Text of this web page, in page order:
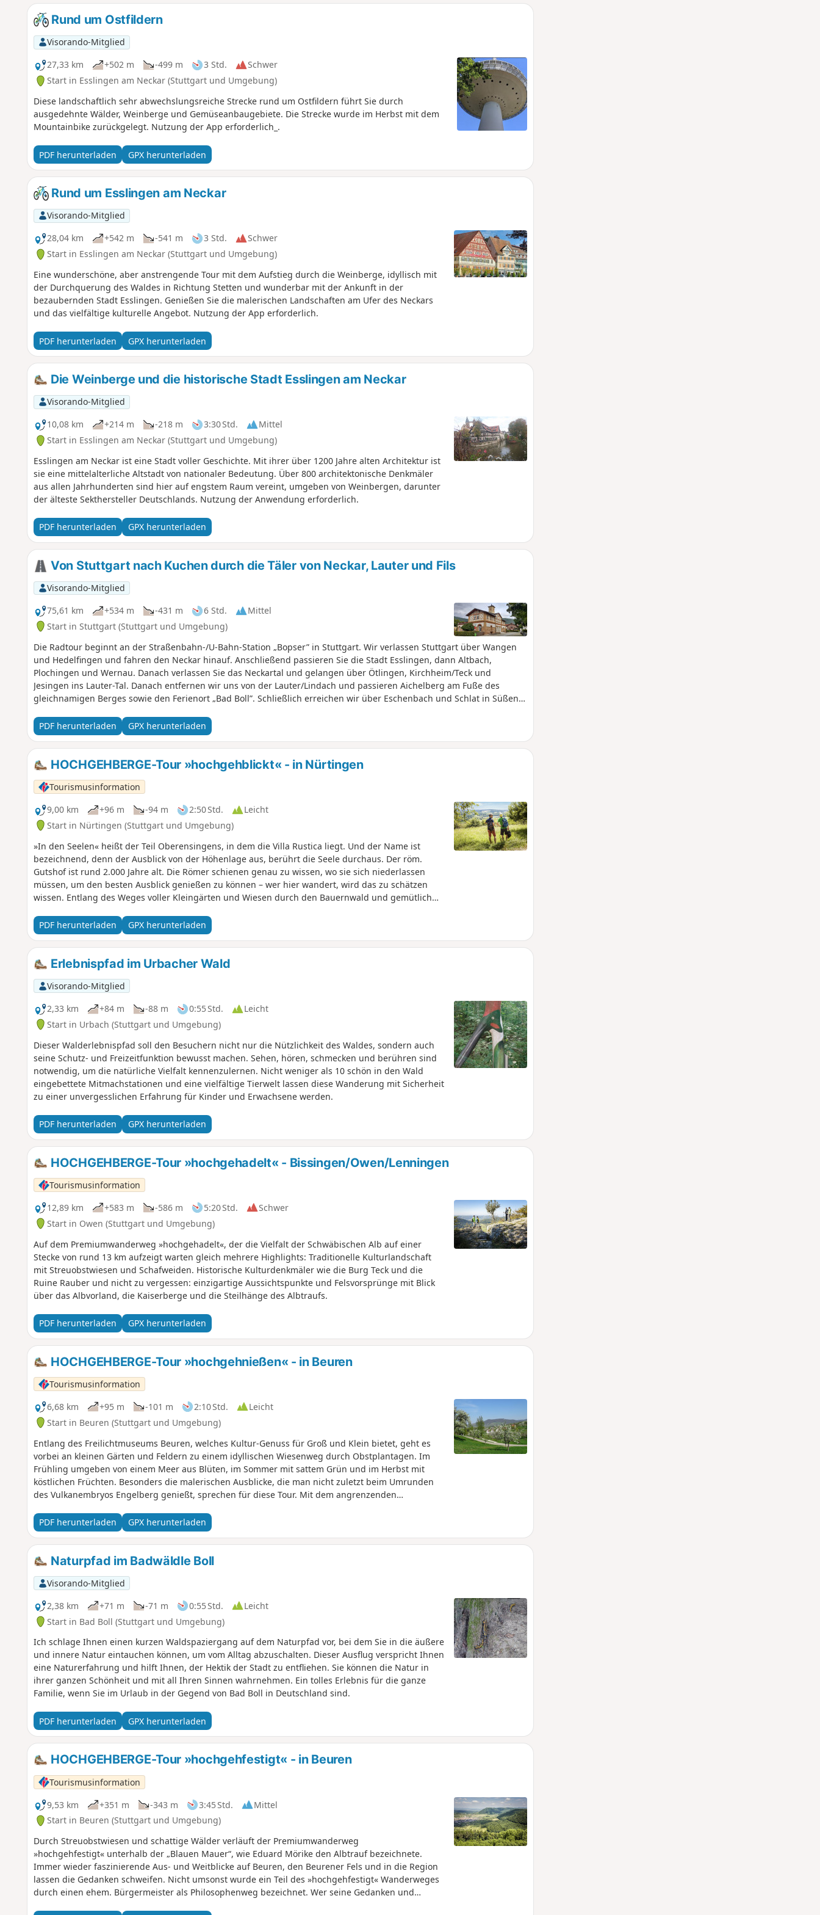
Rund um Ostfildern
Visorando-Mitglied
27,33 km
+502 m -499 m 3 Std.
Schwer
Start in Esslingen am Neckar (Stuttgart und Umgebung)
Diese landschaftlich sehr abwechslungsreiche Strecke rund um Ostfildern führt Sie durch
ausgedehnte Wälder, Weinberge und Gemüseanbaugebiete. Die Strecke wurde im Herbst mit dem
Mountainbike zurückgelegt. Nutzung der App erforderlich_.
PDF herunterladen GPX herunterladen
Rund um Esslingen am Neckar
Visorando-Mitglied
28,04 km
+542 m -541 m 3 Std.
Schwer
Start in Esslingen am Neckar (Stuttgart und Umgebung)
Eine wunderschöne, aber anstrengende Tour mit dem Aufstieg durch die Weinberge, idyllisch mit
der Durchquerung des Waldes in Richtung Stetten und wunderbar mit der Ankunft in der
bezaubernden Stadt Esslingen. Genießen Sie die malerischen Landschaften am Ufer des Neckars
und das vielfältige kulturelle Angebot. Nutzung der App erforderlich.
PDF herunterladen GPX herunterladen
Die Weinberge und die historische Stadt Esslingen am Neckar
Visorando-Mitglied
10,08 km
+214 m -218 m 3:30 Std.
Mittel
Start in Esslingen am Neckar (Stuttgart und Umgebung)
Esslingen am Neckar ist eine Stadt voller Geschichte. Mit ihrer über 1200 Jahre alten Architektur ist
sie eine mittelalterliche Altstadt von nationaler Bedeutung. Über 800 architektonische Denkmäler
aus allen Jahrhunderten sind hier auf engstem Raum vereint, umgeben von Weinbergen, darunter
der älteste Sekthersteller Deutschlands. Nutzung der Anwendung erforderlich.
PDF herunterladen GPX herunterladen
Von Stuttgart nach Kuchen durch die Täler von Neckar, Lauter und Fils
Visorando-Mitglied
75,61 km
+534 m -431 m 6 Std.
Mittel
Start in Stuttgart (Stuttgart und Umgebung)
Die Radtour beginnt an der Straßenbahn-/U-Bahn-Station „Bopser” in Stuttgart. Wir verlassen Stuttgart über Wangen
und Hedelfingen und fahren den Neckar hinauf. Anschließend passieren Sie die Stadt Esslingen, dann Altbach,
Plochingen und Wernau. Danach verlassen Sie das Neckartal und gelangen über Ötlingen, Kirchheim/Teck und
Jesingen ins Lauter-Tal. Danach entfernen wir uns von der Lauter/Lindach und passieren Aichelberg am Fuße des
gleichnamigen Berges sowie den Ferienort „Bad Boll”. Schließlich erreichen wir über Eschenbach und Schlat in Süßen
PDF herunterladen
GPX herunterladen
HOCHGEHBERGE-Tour »hochgehblickt« - in Nürtingen
Tourismusinformation
9,00 km
+96 m -94 m 2:50 Std.
Leicht
Start in Nürtingen (Stuttgart und Umgebung)
»In den Seelen« heißt der Teil Oberensingens, in dem die Villa Rustica liegt. Und der Name ist
bezeichnend, denn der Ausblick von der Höhenlage aus, berührt die Seele durchaus. Der röm.
Gutshof ist rund 2.000 Jahre alt. Die Römer schienen genau zu wissen, wo sie sich niederlassen
müssen, um den besten Ausblick genießen zu können – wer hier wandert, wird das zu schätzen
wissen. Entlang des Weges voller Kleingärten und Wiesen durch den Bauernwald und gemütlich
Rechter Hand liegt eine Alpakafarm, auf der sich knuddelig flauschige Alpakas in verschiedenen
Variationen tummeln und sich über Besuch freuen. Dann geht die Wanderung vorbei an
Streuobstwiesen zum Wengerterhäuschen, das eine gemütliche Bank für Wanderer beherbergt.
»Ruh dich aus, schau hinaus« ermutigt ein Schild, um die Vorbeiziehenden daran zu erinnern, dass
man sich manchmal auch einfach ein wenig Zeit für schöne Augenblicke nehmen soll.
PDF herunterladen GPX herunterladen
Erlebnispfad im Urbacher Wald
Visorando-Mitglied
2,33 km
+84 m -88 m 0:55 Std.
Leicht
Start in Urbach (Stuttgart und Umgebung)
Dieser Walderlebnispfad soll den Besuchern nicht nur die Nützlichkeit des Waldes, sondern auch
seine Schutz- und Freizeitfunktion bewusst machen. Sehen, hören, schmecken und berühren sind
notwendig, um die natürliche Vielfalt kennenzulernen. Nicht weniger als 10 schön in den Wald
eingebettete Mitmachstationen und eine vielfältige Tierwelt lassen diese Wanderung mit Sicherheit
zu einer unvergesslichen Erfahrung für Kinder und Erwachsene werden.
PDF herunterladen GPX herunterladen
HOCHGEHBERGE-Tour »hochgehadelt« - Bissingen/Owen/Lenningen
Tourismusinformation
12,89 km
+583 m -586 m 5:20 Std.
Schwer
Start in Owen (Stuttgart und Umgebung)
Auf dem Premiumwanderweg »hochgehadelt«, der die Vielfalt der Schwäbischen Alb auf einer
Stecke von rund 13 km aufzeigt warten gleich mehrere Highlights: Traditionelle Kulturlandschaft
mit Streuobstwiesen und Schafweiden. Historische Kulturdenkmäler wie die Burg Teck und die
Ruine Rauber und nicht zu vergessen: einzigartige Aussichtspunkte und Felsvorsprünge mit Blick
über das Albvorland, die Kaiserberge und die Steilhänge des Albtraufs.
PDF herunterladen GPX herunterladen
HOCHGEHBERGE-Tour »hochgehnießen« - in Beuren
Tourismusinformation
6,68 km
+95 m -101 m 2:10 Std.
Leicht
Start in Beuren (Stuttgart und Umgebung)
Entlang des Freilichtmuseums Beuren, welches Kultur-Genuss für Groß und Klein bietet, geht es
vorbei an kleinen Gärten und Feldern zu einem idyllischen Wiesenweg durch Obstplantagen. Im
Frühling umgeben von einem Meer aus Blüten, im Sommer mit sattem Grün und im Herbst mit
köstlichen Früchten. Besonders die malerischen Ausblicke, die man nicht zuletzt beim Umrunden
des Vulkanembryos Engelberg genießt, sprechen für diese Tour. Mit dem angrenzenden
Fotomotive sind die Burg Teck, der Beurener Fels, die stattliche Burg Hohenneuffen und bei guter
Sicht sogar die drei Kaiserberge. Familien finden vor allem an den zotteligen schottischen
Hochlandrindern ihren Gefallen, die auf wechselnder Weide um den Engelberg und das
Freilichtmuseum beheimatet sind. Wer beim Wandern schöne visuelle Eindrücke genießen kann,
sollte den Hochge(h)nuss dieser Tour nicht missen.
PDF herunterladen GPX herunterladen
Naturpfad im Badwäldle Boll
Visorando-Mitglied
2,38 km
+71 m -71 m 0:55 Std.
Leicht
Start in Bad Boll (Stuttgart und Umgebung)
Ich schlage Ihnen einen kurzen Waldspaziergang auf dem Naturpfad vor, bei dem Sie in die äußere
und innere Natur eintauchen können, um vom Alltag abzuschalten. Dieser Ausflug verspricht Ihnen
eine Naturerfahrung und hilft Ihnen, der Hektik der Stadt zu entfliehen. Sie können die Natur in
ihrer ganzen Schönheit und mit all Ihren Sinnen wahrnehmen. Ein tolles Erlebnis für die ganze
Familie, wenn Sie im Urlaub in der Gegend von Bad Boll in Deutschland sind.
PDF herunterladen GPX herunterladen
HOCHGEHBERGE-Tour »hochgehfestigt« - in Beuren
Tourismusinformation
9,53 km
+351 m -343 m 3:45 Std.
Mittel
Start in Beuren (Stuttgart und Umgebung)
Durch Streuobstwiesen und schattige Wälder verläuft der Premiumwanderweg
»hochgehfestigt« unterhalb der „Blauen Mauer“, wie Eduard Mörike den Albtrauf bezeichnete.
Immer wieder faszinierende Aus- und Weitblicke auf Beuren, den Beurener Fels und in die Region
lassen die Gedanken schweifen. Nicht umsonst wurde ein Teil des »hochgehfestigt« Wanderweges
durch einen ehem. Bürgermeister als Philosophenweg bezeichnet. Wer seine Gedanken und